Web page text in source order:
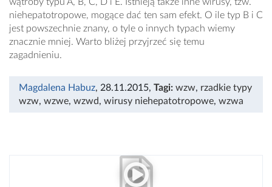
niehepatotropowe, mogące dać ten sam efekt. O ile typ B i C
jest powszechnie znany, o tyle o innych typach wiemy
znacznie mniej. Warto bliżej przyjrzeć się temu
zagadnieniu.
Magdalena Habuz, 28.11.2015, Tagi: wzw, rzadkie typy
wzw, wzwe, wzwd, wirusy niehepatotropowe, wzwa